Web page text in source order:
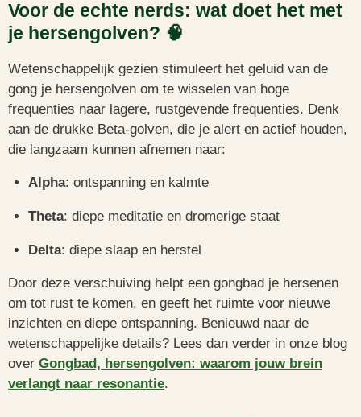
Voor de echte nerds: wat doet het met
je hersengolven? 🧠
Wetenschappelijk gezien stimuleert het geluid van de
gong je hersengolven om te wisselen van hoge
frequenties naar lagere, rustgevende frequenties. Denk
aan de drukke Beta-golven, die je alert en actief houden,
die langzaam kunnen afnemen naar:
Alpha: ontspanning en kalmte
Theta: diepe meditatie en dromerige staat
Delta: diepe slaap en herstel
Door deze verschuiving helpt een gongbad je hersenen
om tot rust te komen, en geeft het ruimte voor nieuwe
inzichten en diepe ontspanning. Benieuwd naar de
wetenschappelijke details? Lees dan verder in onze blog
over Gongbad, hersengolven: waarom jouw brein
verlangt naar resonantie.